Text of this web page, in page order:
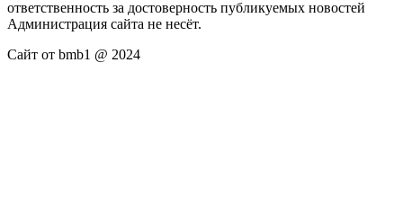
ответственность за достоверность публикуемых новостей
Администрация сайта не несёт.
Сайт от bmb1 @ 2024